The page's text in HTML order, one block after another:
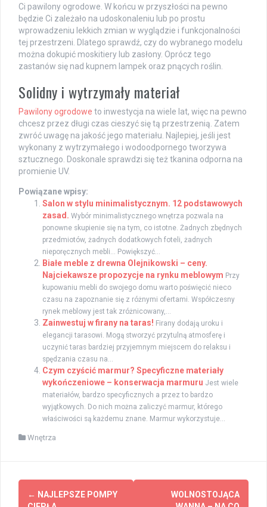
Ci pawilony ogrodowe. W końcu w przyszłości na pewno
będzie Ci zależało na udoskonaleniu lub po prostu
wprowadzeniu lekkich zmian w wyglądzie i funkcjonalności
tej przestrzeni. Dlatego sprawdź, czy do wybranego modelu
można dokupić moskitiery lub zasłony. Oprócz tego
zastanów się nad kupnem lampek oraz pnących roślin.
Solidny i wytrzymały materiał
Pawilony ogrodowe to inwestycja na wiele lat, więc na pewno
chcesz przez długi czas cieszyć się tą przestrzenią. Zatem
zwróć uwagę na jakość jego materiału. Najlepiej, jeśli jest
wykonany z wytrzymałego i wodoodpornego tworzywa
sztucznego. Doskonale sprawdzi się też tkanina odporna na
promienie UV.
Powiązane wpisy:
Salon w stylu minimalistycznym. 12 podstawowych
zasad. Wybór minimalistycznego wnętrza pozwala na
ponowne skupienie się na tym, co istotne. Żadnych zbędnych
przedmiotów, żadnych dodatkowych foteli, żadnych
nieporęcznych mebli… Powiększyć...
Białe meble z drewna Olejnikowski – ceny.
Najciekawsze propozycje na rynku meblowym Przy
kupowaniu mebli do swojego domu warto poświęcić nieco
czasu na zapoznanie się z różnymi ofertami. Współczesny
rynek meblowy jest tak zróżnicowany,...
Zainwestuj w firany na taras! Firany dodają uroku i
elegancji tarasowi. Mogą stworzyć przytulną atmosferę i
uczynić taras bardziej przyjemnym miejscem do relaksu i
spędzania czasu na...
Czym czyścić marmur? Specyficzne materiały
wykończeniowe – konserwacja marmuru Jest wiele
materiałów, bardzo specyficznych a przez to bardzo
wyjątkowych. Do nich można zaliczyć marmur, którego
właściwości są każdemu znane. Marmur wykorzystuje...
Wnętrza
Zobacz
← NAJLEPSZE POMPY
WOLNOSTOJĄCA